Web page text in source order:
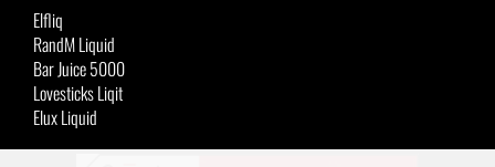
Elfliq
RandM Liquid
Bar Juice 5000
Lovesticks Liqit
Elux Liquid